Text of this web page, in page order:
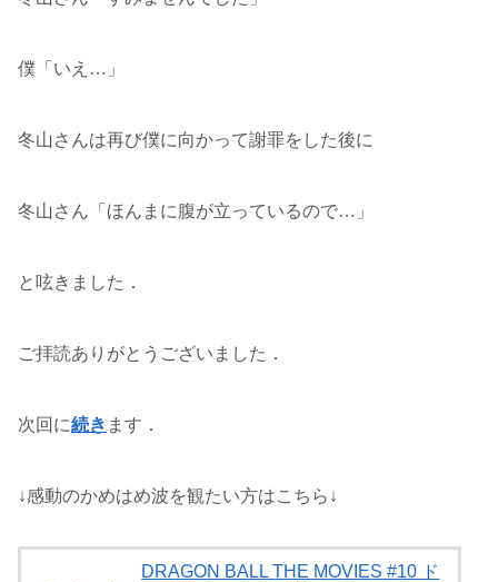
僕「いえ…」
冬山さんは再び僕に向かって謝罪をした後に
冬山さん「ほんまに腹が立っているので…」
と呟きました．
ご拝読ありがとうございました．
次回に続き ます．
↓感動のかめはめ波を観たい方はこちら↓
DRAGON BALL THE MOVIES #10 ド